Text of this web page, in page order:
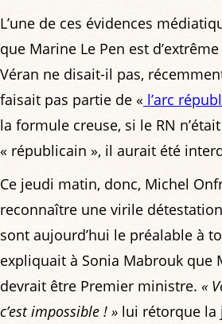
L’une de ces évidences
que Marine Le Pen est
Véran ne disait-il pas,
faisait pas partie de « l’arc
la formule creuse, si le RN
« républicain », il aurait été
Ce jeudi matin, donc, Michel
reconnaître une virile
sont aujourd’hui le préalable à
expliquait à Sonia Mabrouk que
devrait être Premier ministre. «
c’est impossible ! » lui rétorque la